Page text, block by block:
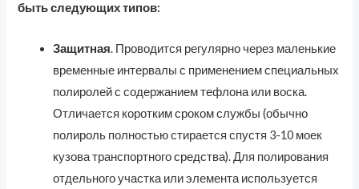
быть следующих типов:
Защитная. Проводится регулярно через маленькие
временные интервалы с применением специальных
полиролей с содержанием тефлона или воска.
Отличается коротким сроком службы (обычно
полироль полностью стирается спустя 3-10 моек
кузова транспортного средства). Для полирования
отдельного участка или элемента используется